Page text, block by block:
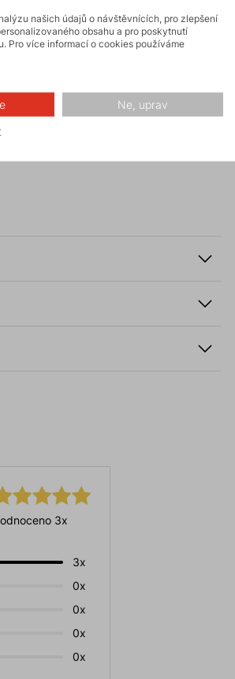
–
3x
3x
0x
0x
0x
0x
našich údajů o návštěvnících, pro zlepšení
obsahu a pro poskytnutí
Pro více informací o cookies používáme
Ne, uprav